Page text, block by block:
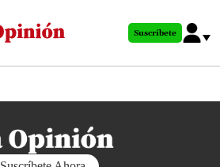
al
principal
Suscríbete